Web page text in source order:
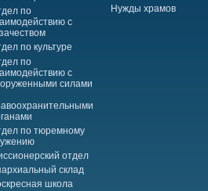
по
с
по культуре
по
с
силами
по тюремному
отдел
склад
школа
Нужды храмов